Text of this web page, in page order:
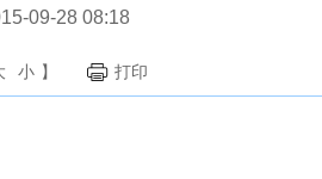
09-28 08:18
小 】 打印